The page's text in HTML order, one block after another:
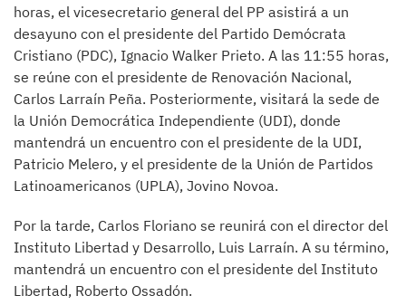
horas, el vicesecretario general del PP asistirá a un
desayuno con el presidente del Partido Demócrata
Cristiano (PDC), Ignacio Walker Prieto. A las 11:55 horas,
se reúne con el presidente de Renovación Nacional,
Carlos Larraín Peña. Posteriormente, visitará la sede de
la Unión Democrática Independiente (UDI), donde
mantendrá un encuentro con el presidente de la UDI,
Patricio Melero, y el presidente de la Unión de Partidos
Latinoamericanos (UPLA), Jovino Novoa.
Por la tarde, Carlos Floriano se reunirá con el director del
Instituto Libertad y Desarrollo, Luis Larraín. A su término,
mantendrá un encuentro con el presidente del Instituto
Libertad, Roberto Ossadón.